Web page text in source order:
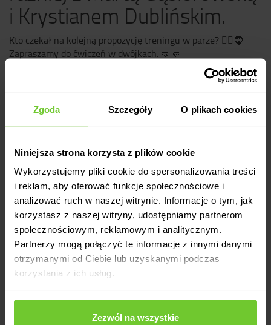
Zgoda Szczegóły O plikach cookies
Niniejsza strona korzysta z plików cookie
Wykorzystujemy pliki cookie do spersonalizowania treści
i reklam, aby oferować funkcje społecznościowe i
analizować ruch w naszej witrynie. Informacje o tym, jak
korzystasz z naszej witryny, udostępniamy partnerom
społecznościowym, reklamowym i analitycznym.
Partnerzy mogą połączyć te informacje z innymi danymi
otrzymanymi od Ciebie lub uzyskanymi podczas
korzystania z ich usług.
Zezwól na wszystkie
i Krystianem Dublińskim.
Kto czekał na kolejną propozycję treningu w parze? 👱‍♀🧔
Zapraszamy do ćwiczeń w dwójkach. 🤜 🤛